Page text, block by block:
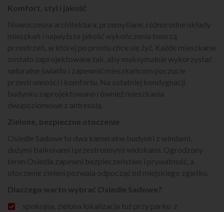
Komfort, styl i jakość
Nowoczesna architektura, przemyślane, różnorodne układy
mieszkań i najwyższa jakość wykończenia tworzą
przestrzeń, w której po prostu chce się żyć. Każde mieszkanie
zostało zaprojektowane tak, aby maksymalnie wykorzystać
naturalne światło i zapewnić mieszkańcom poczucie
przestronności i komfortu. Na ostatniej kondygnacji
budynku zaprojektowano również mieszkania
dwupoziomowe z antresolą.
Zielone, bezpieczne otoczenie
Osiedle Sadowe to dwa kameralne budynki z windami,
dużymi balkonami i przestronnymi widokami. Ogrodzony
teren Osiedla zapewni bezpieczeństwo i prywatność, a
otoczenie zieleni pozwala odpocząć od miejskiego zgiełku.
Dlaczego warto wybrać Osiedle Sadowe?
spokojna, zielona lokalizacja tuż przy parku z